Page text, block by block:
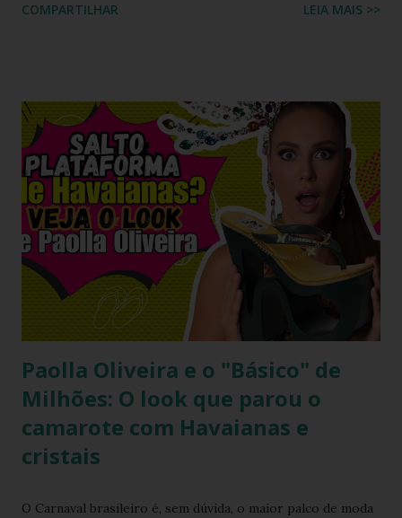
BUSCA PERSONALIZADA NOS ACERVOS DO BLOG
COMPARTILHAR LEIA MAIS >>
Paolla Oliveira e o "Básico" de
Milhões: O look que parou o
camarote com Havaianas e
cristais
O Carnaval brasileiro é, sem dúvida, o maior palco de moda